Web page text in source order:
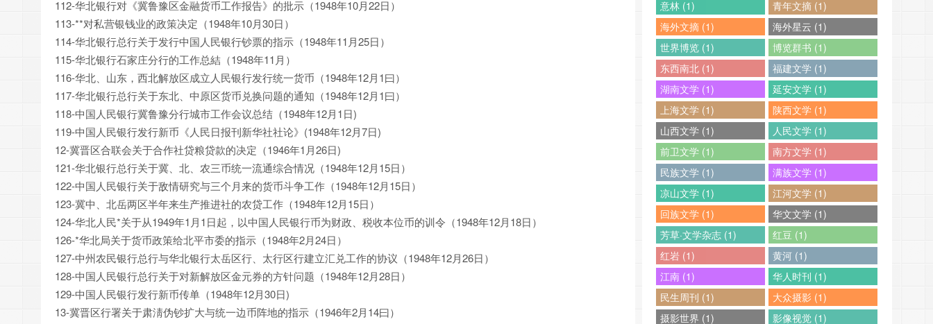
112-华北银行对《冀鲁豫区金融货币工作报告》的批示（1948年10月22日）
113-**对私营银钱业的政策决定（1948年10月30日）
114-华北银行总行关于发行中国人民银行钞票的指示（1948年11月25日）
115-华北银行石家庄分行的工作总結（1948年11月）
116-华北、山东，西北解放区成立人民银行发行统一货币（1948年12月1曰）
117-华北银行总行关于东北、中原区货币兑换问题的通知（1948年12月1曰）
118-中国人民银行冀鲁豫分行城市工作会议总结（1948年12月1日)
119-中国人民银行发行新币《人民日报刊新华社社论》(1948年12月7日)
12-冀晋区合联会关于合作社贷粮贷款的决定（1946年1月26日)
121-华北银行总行关于冀、北、农三币统一流通综合情况（1948年12月15日）
122-中国人民银行关于敌情研究与三个月来的货币斗争工作（1948年12月15日）
123-冀中、北岳两区半年来生产推进社的农贷工作（1948年12月15日）
124-华北人民*关于从1949年1月1日起，以中国人民银行币为财政、税收本位币的训令（1948年12月18日）
126-*华北局关于货币政策给北平市委的指示（1948年2月24日）
127-中州农民银行总行与华北银行太岳区行、太行区行建立汇兑工作的协议（1948年12月26日）
128-中国人民银行总行关于对新解放区金元券的方针问题（1948年12月28日）
129-中国人民银行发行新币传单（1948年12月30日)
13-冀晋区行署关于肃淸伪钞扩大与统一边币阵地的指示（1946年2月14曰）
意林 (1)
青年文摘 (1)
海外文摘 (1)
海外星云 (1)
世界博览 (1)
博览群书 (1)
东西南北 (1)
福建文学 (1)
湖南文学 (1)
延安文学 (1)
上海文学 (1)
陕西文学 (1)
山西文学 (1)
人民文学 (1)
前卫文学 (1)
南方文学 (1)
民族文学 (1)
满族文学 (1)
凉山文学 (1)
江河文学 (1)
回族文学 (1)
华文文学 (1)
芳草·文学杂志 (1)
红豆 (1)
红岩 (1)
黄河 (1)
江南 (1)
华人时刊 (1)
民生周刊 (1)
大众摄影 (1)
摄影世界 (1)
影像视觉 (1)